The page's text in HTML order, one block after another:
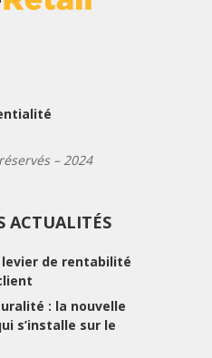
– 2024
ACTUALITÉS
levier de rentabilité
: la nouvelle
s’installe sur le